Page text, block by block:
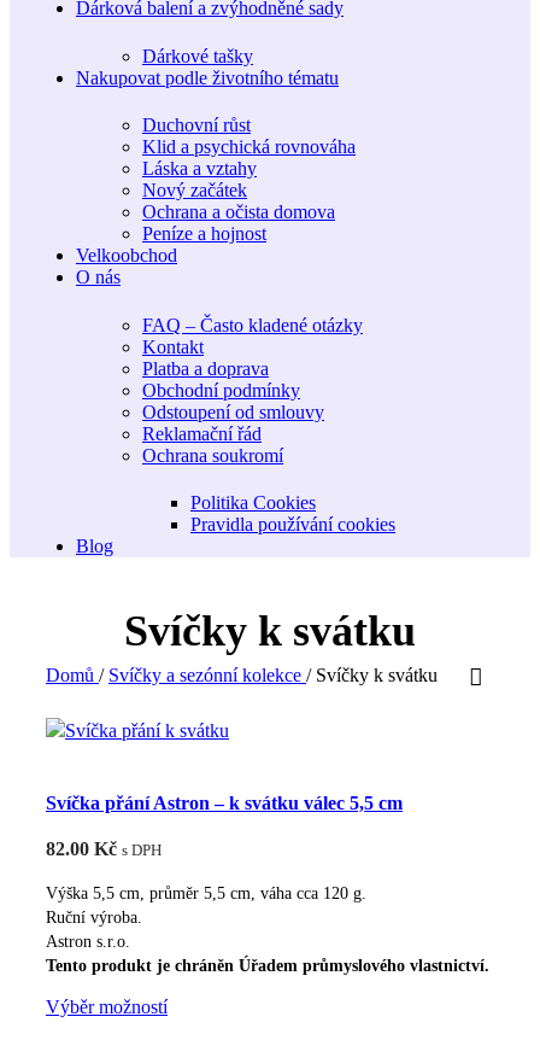
Dárková balení a zvýhodněné sady
Dárkové tašky
Nakupovat podle životního tématu
Duchovní růst
Klid a psychická rovnováha
Láska a vztahy
Nový začátek
Ochrana a očista domova
Peníze a hojnost
Velkoobchod
O nás
FAQ – Často kladené otázky
Kontakt
Platba a doprava
Obchodní podmínky
Odstoupení od smlouvy
Reklamační řád
Ochrana soukromí
Politika Cookies
Pravidla používání cookies
Blog
Svíčky k svátku
Domů / Svíčky a sezónní kolekce / Svíčky k svátku
Svíčka přání Astron – k svátku válec 5,5 cm
82.00 Kč s DPH
Výška 5,5 cm, průměr 5,5 cm, váha cca 120 g.
Ruční výroba.
Astron s.r.o.
Tento produkt je chráněn Úřadem průmyslového vlastnictví.
Výběr možnostíTento